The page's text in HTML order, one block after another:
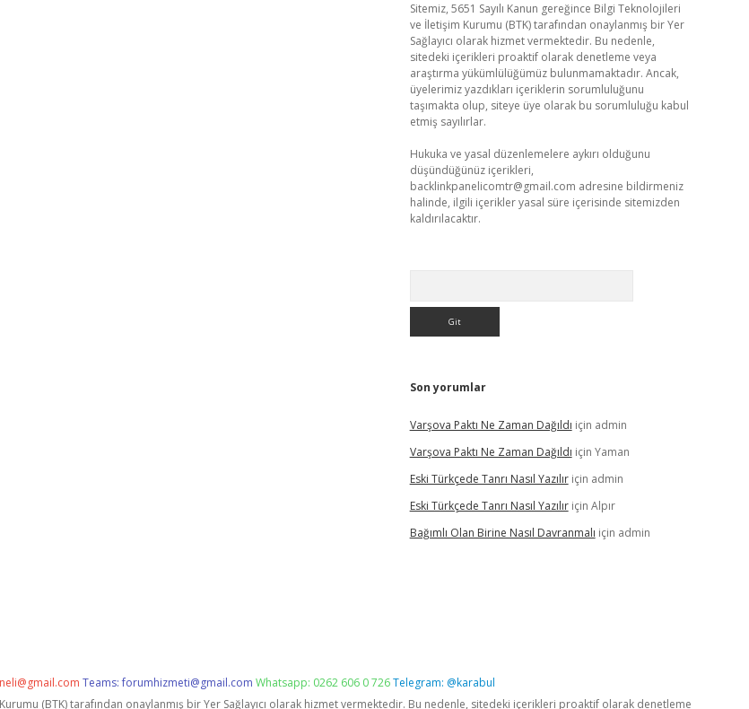
Sitemiz, 5651 Sayılı Kanun gereğince Bilgi Teknolojileri
ve İletişim Kurumu (BTK) tarafından onaylanmış bir Yer
Sağlayıcı olarak hizmet vermektedir. Bu nedenle,
sitedeki içerikleri proaktif olarak denetleme veya
araştırma yükümlülüğümüz bulunmamaktadır. Ancak,
üyelerimiz yazdıkları içeriklerin sorumluluğunu
taşımakta olup, siteye üye olarak bu sorumluluğu kabul
etmiş sayılırlar.
Hukuka ve yasal düzenlemelere aykırı olduğunu
düşündüğünüz içerikleri,
backlinkpanelicomtr@gmail.com adresine bildirmeniz
halinde, ilgili içerikler yasal süre içerisinde sitemizden
kaldırılacaktır.
Son yorumlar
Varşova Paktı Ne Zaman Dağıldı için admin
Varşova Paktı Ne Zaman Dağıldı için Yaman
Eski Türkçede Tanrı Nasıl Yazılıriçin admin
Eski Türkçede Tanrı Nasıl Yazılıriçin Alpır
Bağımlı Olan Birine Nasıl Davranmalı için admin
Teams:forumhizmeti@gmail.com Whatsapp: 0262 606 0 726Telegram: @karabul
(BTK) tarafından onaylanmış bir Yer Sağlayıcı olarak hizmet vermektedir. Bu nedenle, sitedeki içerikleri proaktif olarak denetleme